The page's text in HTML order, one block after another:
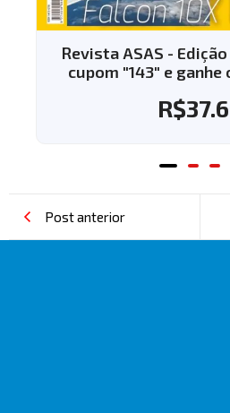
Revista ASAS - Edição
cupom "143" e ganhe o
37.60
Post anterior